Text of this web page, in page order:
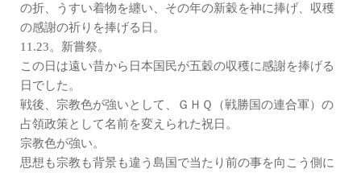
の折、うすい着物を纏い、その年の新穀を神に捧げ、収穫
の感謝の祈りを捧げる日。
11.23。新嘗祭。
この日は遠い昔から日本国民が五穀の収穫に感謝を捧げる
日でした。
戦後、宗教色が強いとして、ＧＨＱ（戦勝国の連合軍）の
占領政策として名前を変えられた祝日。
宗教色が強い。
思想も宗教も背景も違う島国で当たり前の事を向こう側に